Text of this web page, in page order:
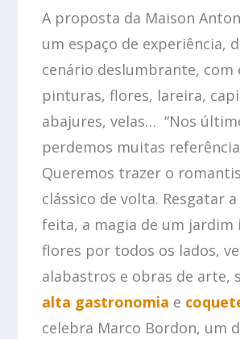
A proposta da Maison
um espaço de experiência,
cenário deslumbrante, com
pinturas, flores, lareira,
abajures, velas… “Nos
perdemos muitas
Queremos trazer o
clássico de volta. Resgatar
feita, a magia de um jardim
flores por todos os lados,
alabastros e obras de arte,
alta gastronomia e
celebra Marco Bordon, um